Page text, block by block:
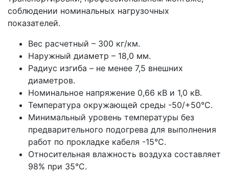
соблюдении номинальных нагрузочных
показателей.
Вес расчетный – 300 кг/км.
Наружный диаметр – 18,0 мм.
Радиус изгиба – не менее 7,5 внешних
диаметров.
Номинальное напряжение 0,66 кВ и 1,0 кВ.
Температура окружающей среды -50/+50°С.
Минимальный уровень температуры без
предварительного подогрева для выполнения
работ по прокладке кабеля -15°С.
Относительная влажность воздуха составляет
98% при 35°С.